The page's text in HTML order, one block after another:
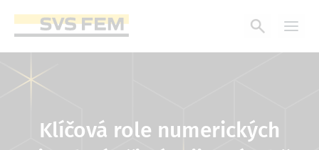
hlavnímu
Klíčová role numerických